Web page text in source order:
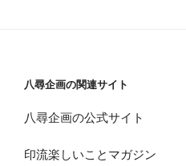
八尋企画の関連サイト
八尋企画の公式サイト
印流楽しいことマガジン